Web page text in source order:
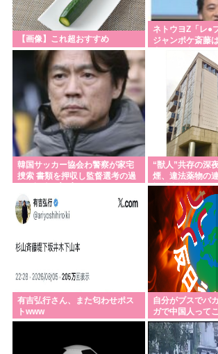
【画像】これ超おすすめ
ネトウヨZ「レ●
ジャンポケ斎藤
者殺した方がよ
韓国サッカー協会わ警察が家宅
捜索 書類を押収し監督選考の過
“獣人”共存の深
煙、違法薬物の
視聴者批判で
有吉弘行さん、また匂わせポス
トwww
自分がブスでバ
ガで中国人って
らすべてどうで